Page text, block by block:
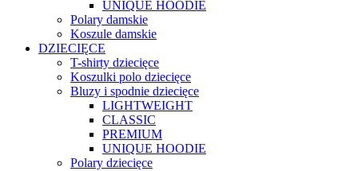
UNIQUE HOODIE
Polary damskie
Koszule damskie
DZIECIĘCE
T-shirty dziecięce
Koszulki polo dziecięce
Bluzy i spodnie dziecięce
LIGHTWEIGHT
CLASSIC
PREMIUM
UNIQUE HOODIE
Polary dziecięce